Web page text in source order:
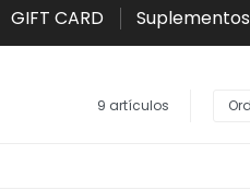
GIFT CARD Suplementos
9 artículos